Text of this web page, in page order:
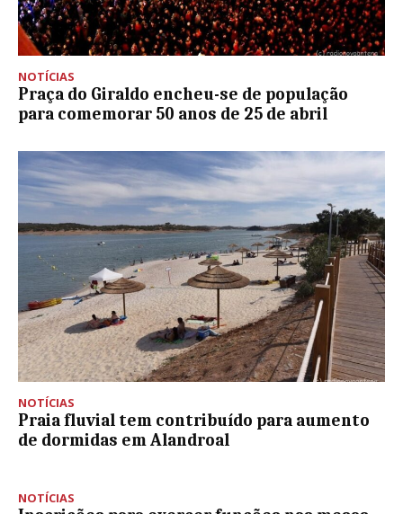
NOTÍCIAS
Praça do Giraldo encheu-se de população
para comemorar 50 anos de 25 de abril
NOTÍCIAS
Praia fluvial tem contribuído para aumento
de dormidas em Alandroal
NOTÍCIAS